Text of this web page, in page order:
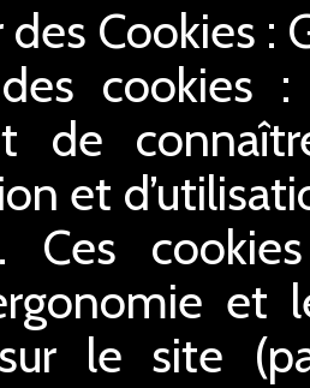
Cookies :
cookies
de
et
Ces
le site